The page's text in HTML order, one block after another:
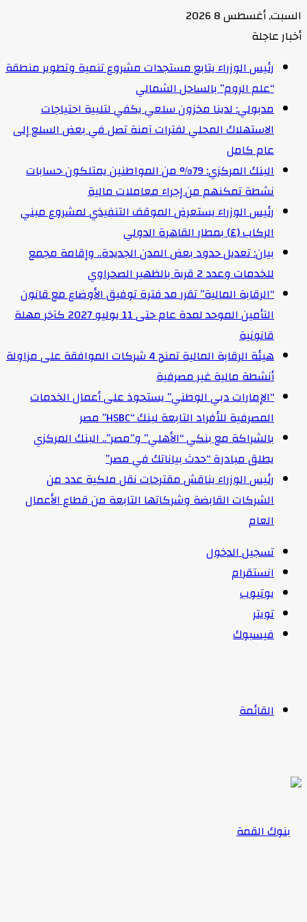
السبت, أغسطس 8 2026
أخبار عاجلة
رئيس الوزراء يتابع مستجدات مشروع تنمية وتطوير منطقة
“علم الروم” بالساحل الشمالي
مدبولي: لدينا مخزون سلعي يكفي لتلبية احتياجات
الاستهلاك المحلي لفترات آمنة تصل في بعض السلع إلى
عام كامل
البنك المركزي: 79% من المواطنين يمتلكون حسابات
نشطة تمكنهم من إجراء معاملات مالية
رئيس الوزراء يستعرض الموقف التنفيذي لمشروع مبني
الركاب (٤) بمطار القاهرة الدولي
بيان: تعديل حدود بعض المدن الجديدة.. وإقامة مجمع
للخدمات وعدد 2 قرية بالظهير الصحراوي
“الرقابة المالية” تقرر مد فترة توفيق الأوضاع مع قانون
التأمين الموحد لمدة عام حتى 11 يوليو 2027 كآخر مهلة
قانونية
هيئة الرقابة المالية تمنح 4 شركات الموافقة على مزاولة
أنشطة مالية غير مصرفية
“الإمارات دبي الوطني” يستحوذ على أعمال الخدمات
المصرفية للأفراد التابعة لبنك “HSBC” مصر
بالشراكة مع بنكي “الأهلي” و”مصر”.. البنك المركزي
يطلق مبادرة “حدث بياناتك في مصر”
رئيس الوزراء يناقش مقترحات نقل ملكية عدد من
الشركات القابضة وشركاتها التابعة من قطاع الأعمال
العام
تسجيل الدخول
انستقرام
يوتيوب
تويتر
فيسبوك
القائمة